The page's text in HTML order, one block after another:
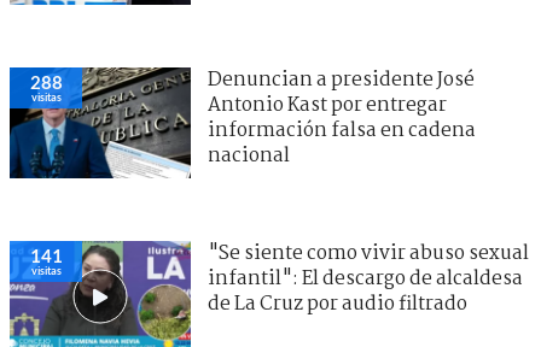
288
visitas
Denuncian a presidente José
Antonio Kast por entregar
información falsa en cadena
nacional
141
visitas
"Se siente como vivir abuso sexual
infantil": El descargo de alcaldesa
de La Cruz por audio filtrado